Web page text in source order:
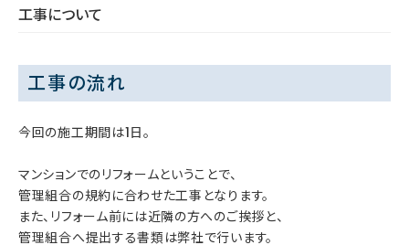
工事について
工事の流れ
今回の施工期間は1日。
マンションでのリフォームということで、
管理組合の規約に合わせた工事となります。
また、リフォーム前には近隣の方へのご挨拶と、
管理組合へ提出する書類は弊社で行います。